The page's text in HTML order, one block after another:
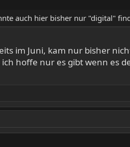
auch hier bisher nur "digital"
im Juni, kam nur bisher
hoffe nur es gibt wenn es